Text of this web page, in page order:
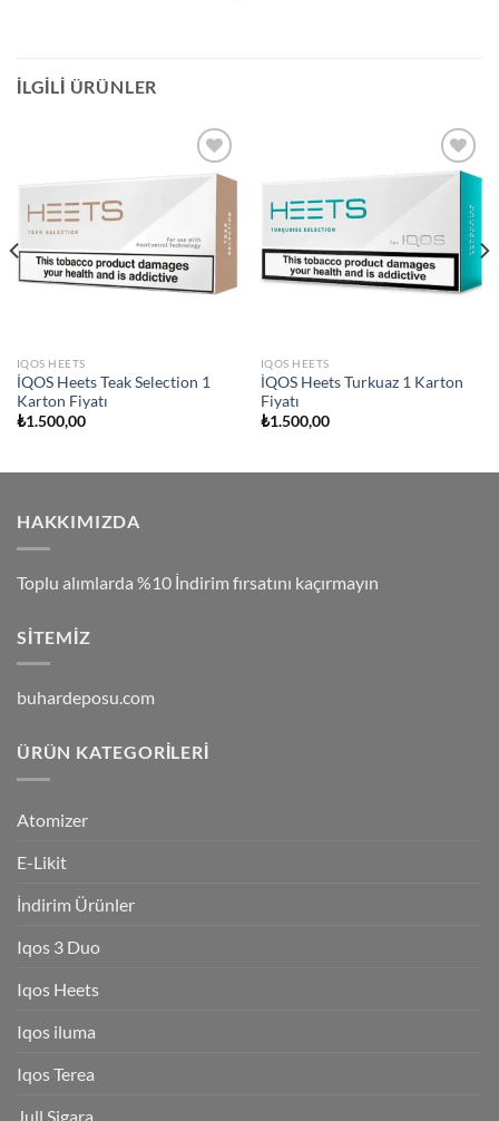
İLGILI ÜRÜNLER
Add to
IQOS HEETS
İQOS Heets Teak Selection 1
Karton Fiyatı
₺1.500,00
Add to
IQOS HEETS
İQOS Heets Turkuaz 1 Karton
Fiyatı
₺1.500,00
HAKKIMIZDA
Toplu alımlarda %10 İndirim fırsatını kaçırmayın
SITEMIZ
buhardeposu.com
ÜRÜN KATEGORILERI
Atomizer
E-Likit
İndirim Ürünler
Iqos 3 Duo
Iqos Heets
Iqos iluma
Iqos Terea
Jull Sigara